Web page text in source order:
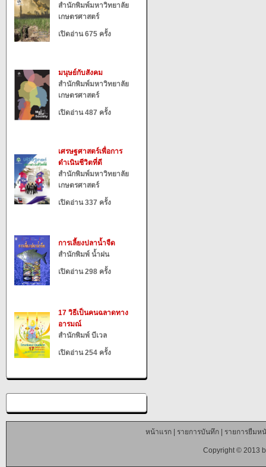
สำนักพิมพ์มหาวิทยาลัย
เกษตรศาสตร์
เปิดอ่าน 675 ครั้ง
มนุษย์กับสังคม
สำนักพิมพ์มหาวิทยาลัย
เกษตรศาสตร์
เปิดอ่าน 487 ครั้ง
เศรษฐศาสตร์เพื่อการ
ดำเนินชีวิตที่ดี
สำนักพิมพ์มหาวิทยาลัย
เกษตรศาสตร์
เปิดอ่าน 337 ครั้ง
การเลี้ยงปลาน้ำจืด
สำนักพิมพ์ น้ำฝน
เปิดอ่าน 298 ครั้ง
17 วิธีเป็นคนฉลาดทาง
อารมณ์
สำนักพิมพ์ บีเวล
เปิดอ่าน 254 ครั้ง
หน้าแรก| รายการบันทึก| รายการยืมห
Copyright © 2013